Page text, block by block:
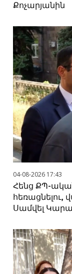
Քոչարյանին
04-08-2026 17:43
Հենց ՔՊ-
հեռացնելու,
Սամվել